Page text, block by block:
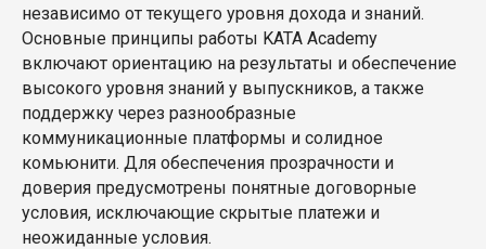
независимо от текущего уровня дохода и знаний.
Основные принципы работы KATA Academy
включают ориентацию на результаты и обеспечение
высокого уровня знаний у выпускников, а также
поддержку через разнообразные
коммуникационные платформы и солидное
комьюнити. Для обеспечения прозрачности и
доверия предусмотрены понятные договорные
условия, исключающие скрытые платежи и
неожиданные условия.